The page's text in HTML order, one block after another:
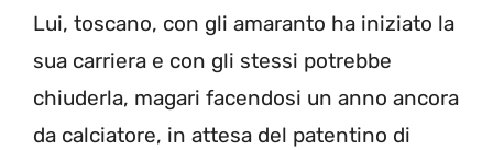
Lui, toscano, con gli amaranto ha iniziato la
sua carriera e con gli stessi potrebbe
chiuderla, magari facendosi un anno ancora
da calciatore, in attesa del patentino di